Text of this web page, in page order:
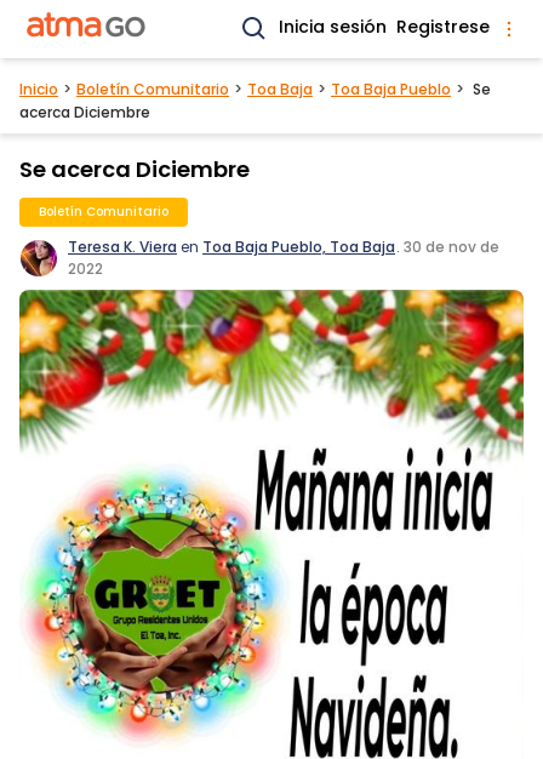
Inicia sesión Registrese
Inicio Boletín Comunitario Toa Baja Toa Baja Pueblo
Se
acerca Diciembre
Se acerca Diciembre
Boletín Comunitario
Teresa K. Viera en Toa Baja Pueblo, Toa Baja. 30 de nov de
2022